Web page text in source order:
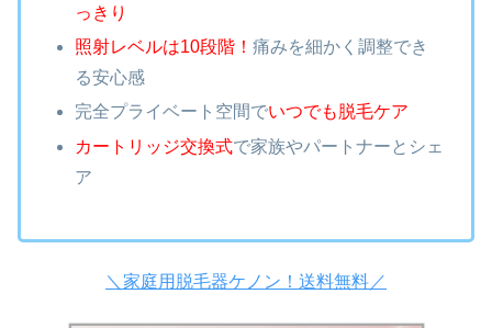
っきり
照射レベルは10段階！痛みを細かく調整でき
る安心感
完全プライベート空間でいつでも脱毛ケア
カートリッジ交換式で家族やパートナーとシェ
ア
＼家庭用脱毛器ケノン！送料無料／